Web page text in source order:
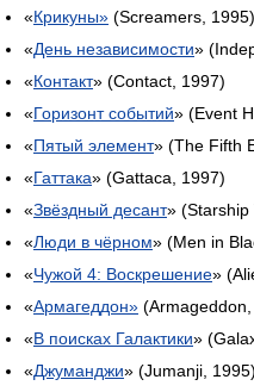
«Крикуны» (Screamers, 1995)
«День независимости»
«Контакт» (Contact, 1997)
«Горизонт событий» (Event
«Пятый элемент» (The Fifth
«Гаттака» (Gattaca, 1997)
«Звёздный десант» (Starship
«Люди в чёрном» (Men in
«Чужой 4: Воскрешение»
«Армагеддон»
«В поисках Галактики»
«Джуманджи» (Jumanji, 1995)